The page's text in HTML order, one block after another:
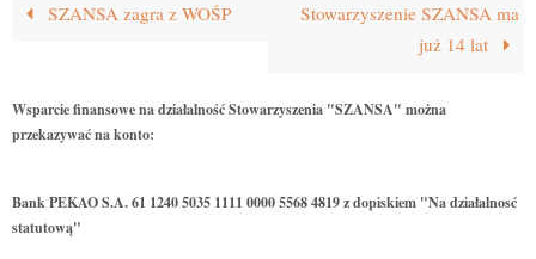
SZANSA zagra z WOŚP
Stowarzyszenie SZANSA ma
już 14 lat
Wsparcie finansowe na działalność Stowarzyszenia "SZANSA" można
przekazywać na konto:
Bank PEKAO S.A. 61 1240 5035 1111 0000 5568 4819 z dopiskiem "Na działalnosć
statutową"